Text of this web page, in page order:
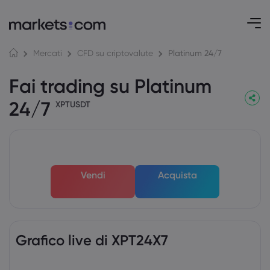
Mercati CFD su criptovalute Platinum 24/7
Fai trading su Platinum
24/7 XPTUSDT
Vendi Acquista
Grafico live di XPT24X7